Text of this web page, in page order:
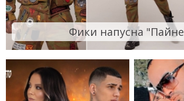
Фики напусна